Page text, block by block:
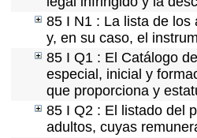
85 I N1 : La lista de los
y, en su caso, el
85 I Q1 : El Catálogo
especial, inicial y
que proporciona y
85 I Q2 : El listado del
adultos, cuyas